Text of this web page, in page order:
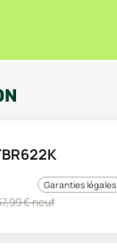
Garanties légales
€ neuf